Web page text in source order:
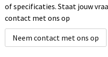
of specificaties. Staat jouw
contact met ons op
Neem contact met ons op